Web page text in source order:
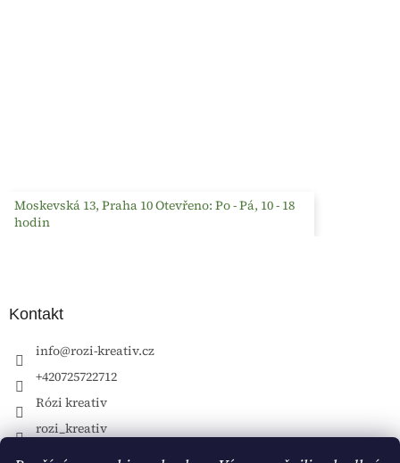
Moskevská 13, Praha 10 Otevřeno: Po - Pá, 10 - 18
hodin
Kontakt
info@rozi-kreativ.cz
+420725722712
Rózi kreativ
rozi_kreativ